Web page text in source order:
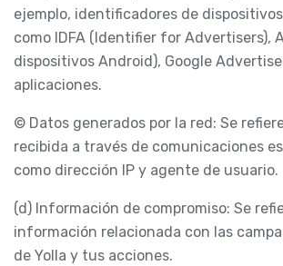
ejemplo, identificadores de
como IDFA (Identifier for Advertisers),
dispositivos Android), Google
aplicaciones.
© Datos generados por la red: Se
recibida a través de comunicaciones
como dirección IP y agente de usuario.
(d) Información de compromiso: Se
información relacionada con las
de Yolla y tus acciones.